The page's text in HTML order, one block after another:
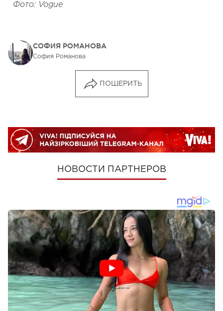
Фото: Vogue
СОФИЯ РОМАНОВА
София Романова
ПОШЕРИТЬ
НОВОСТИ ПАРТНЕРОВ